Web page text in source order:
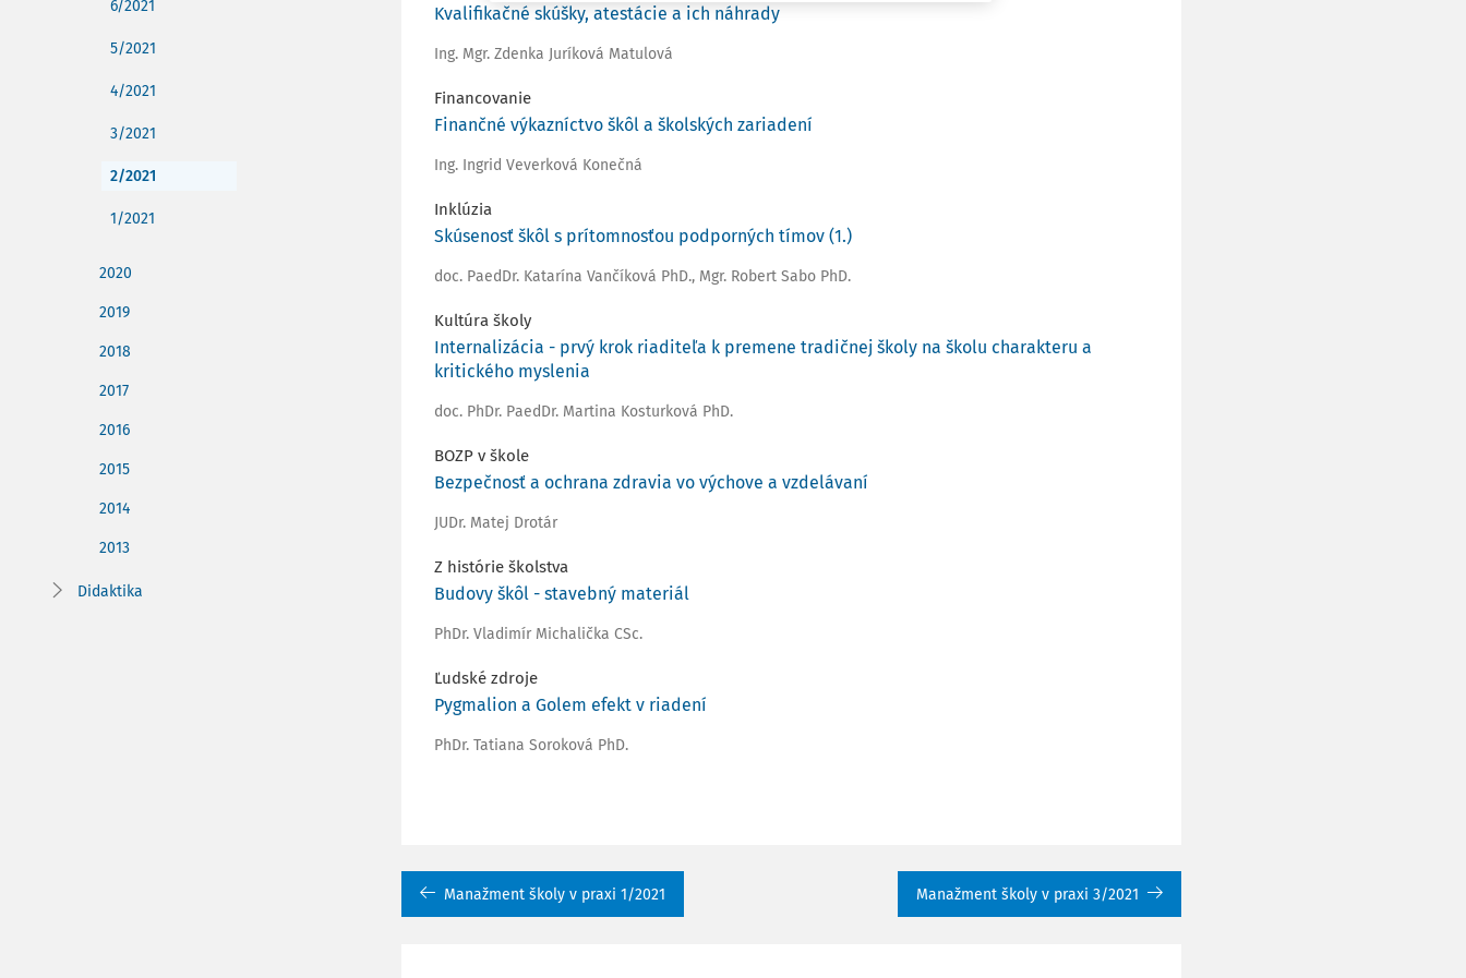
6/2021
5/2021
4/2021
3/2021
2/2021
1/2021
2020
2019
2018
2017
2016
2015
2014
2013
Didaktika
Kvalifikačné skúšky, atestácie a ich náhrady
Ing. Mgr. Zdenka Juríková Matulová
Financovanie
Finančné výkazníctvo škôl a školských zariadení
Ing. Ingrid Veverková Konečná
Inklúzia
Skúsenosť škôl s prítomnosťou podporných tímov (1.)
doc. PaedDr. Katarína Vančíková PhD., Mgr. Robert Sabo PhD.
Kultúra školy
Internalizácia - prvý krok riaditeľa k premene tradičnej školy na školu charakteru a
kritického myslenia
doc. PhDr. PaedDr. Martina Kosturková PhD.
BOZP v škole
Bezpečnosť a ochrana zdravia vo výchove a vzdelávaní
JUDr. Matej Drotár
Z histórie školstva
Budovy škôl - stavebný materiál
PhDr. Vladimír Michalička CSc.
Ľudské zdroje
Pygmalion a Golem efekt v riadení
PhDr. Tatiana Soroková PhD.
Manažment školy v praxi 1/2021 Manažment školy v praxi 3/2021